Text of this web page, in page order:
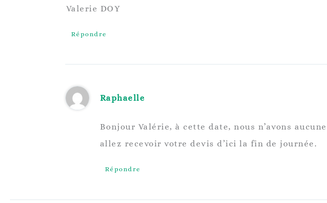
Valerie DOY
Répondre
Raphaelle
Bonjour Valérie, à cette date, nous n’avons
allez recevoir votre devis d’ici la fin de journée.
Répondre